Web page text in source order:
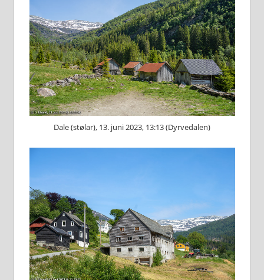
Dale (stølar), 13. juni 2023, 13:13 (Dyrvedalen)